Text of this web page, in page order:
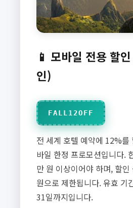
📱 모바일 전용 할
인)
FALL12OFF
전 세계 호텔 예약에 12%를
바일 한정 프로모션입니다.
만 원 이상이어야 하며, 할
원으로 제한됩니다. 유효 기
31일까지입니다.